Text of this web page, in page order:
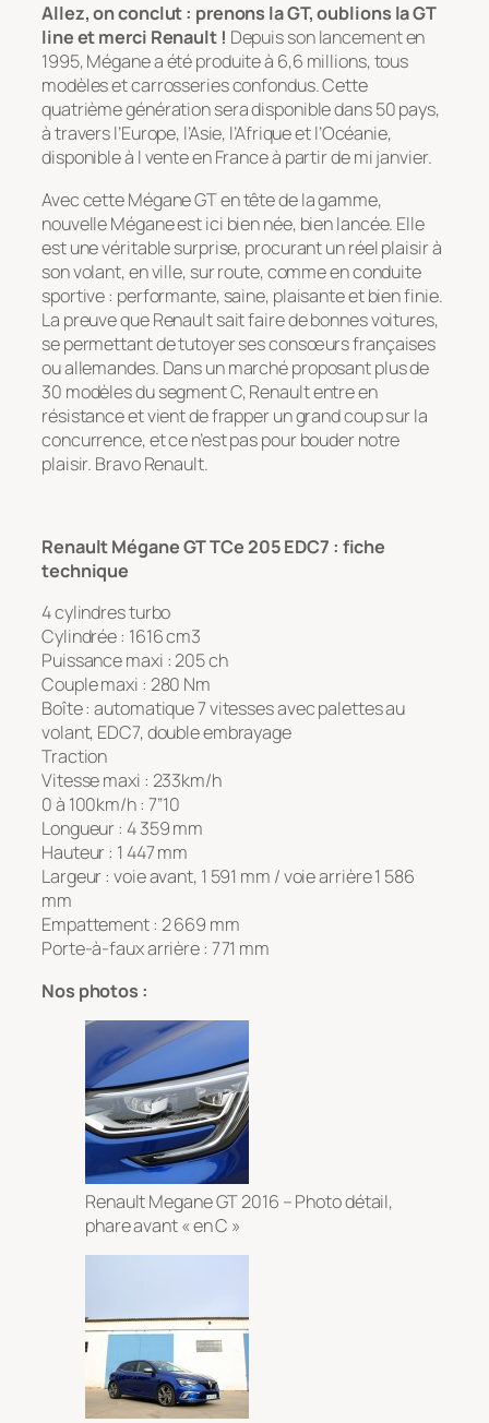
Allez, on conclut : prenons la GT, oublions la GT
line et merci Renault ! Depuis son lancement en
1995, Mégane a été produite à 6,6 millions, tous
modèles et carrosseries confondus. Cette
quatrième génération sera disponible dans 50 pays,
à travers l’Europe, l’Asie, l’Afrique et l’Océanie,
disponible à l vente en France à partir de mi janvier.
Avec cette Mégane GT en tête de la gamme,
nouvelle Mégane est ici bien née, bien lancée. Elle
est une véritable surprise, procurant un réel plaisir à
son volant, en ville, sur route, comme en conduite
sportive : performante, saine, plaisante et bien finie.
La preuve que Renault sait faire de bonnes voitures,
se permettant de tutoyer ses consœurs françaises
ou allemandes. Dans un marché proposant plus de
30 modèles du segment C, Renault entre en
résistance et vient de frapper un grand coup sur la
concurrence, et ce n’est pas pour bouder notre
plaisir. Bravo Renault.
Renault Mégane GT TCe 205 EDC7 : fiche
technique
4 cylindres turbo
Cylindrée : 1616 cm3
Puissance maxi : 205 ch
Couple maxi : 280 Nm
Boîte : automatique 7 vitesses avec palettes au
volant, EDC7, double embrayage
Traction
Vitesse maxi : 233km/h
0 à 100km/h : 7’’10
Longueur : 4 359 mm
Hauteur : 1 447 mm
Largeur : voie avant, 1 591 mm / voie arrière 1 586
mm
Empattement : 2 669 mm
Porte-à-faux arrière : 771 mm
Nos photos :
Renault Megane GT 2016 – Photo détail,
phare avant « en C »